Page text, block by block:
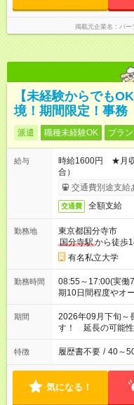
掲載元企業名 パー
【未経験からでも
境！期間限定！事務
派遣 職種未経験OK ブラ
給与
時給1600円 ★月収
合）
交通費別途支給
交通費 全額支給
勤務地
東京都国分寺市
国分寺駅から徒歩
有名私立大学
勤務時間
08:55～17:00(実
期10日間程度やオ
期間
2026年09月下旬
す！ 延長の可能
特徴 履歴書不要 / 40～
気になる！